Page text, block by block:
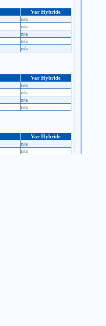
Var Hybride
n/a
n/a
n/a
n/a
n/a
Var Hybride
n/a
n/a
n/a
n/a
Var Hybride
n/a
n/a